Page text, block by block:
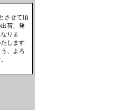
させて頂
荷、発
りま
します
、よろ